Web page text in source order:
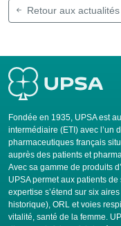
Retour aux actualités
Fondée en 1935, UPSA est
intermédiaire (ETI) avec l’un
pharmaceutiques français
auprès des patients et
Avec sa gamme de produits
UPSA permet aux patients
expertise s’étend sur six
historique), ORL et voies
vitalité, santé de la femme.